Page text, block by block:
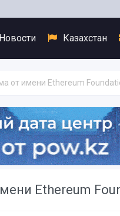
Новости Казахстан
от имени Ethereum
Ethereum